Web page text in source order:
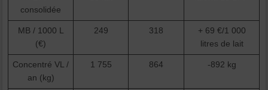
consolidée
MB / 1000 L
(€)
249 318
+ 69 €/1 000
litres de lait
Concentré VL /
an (kg)
1 755 864 -892 kg